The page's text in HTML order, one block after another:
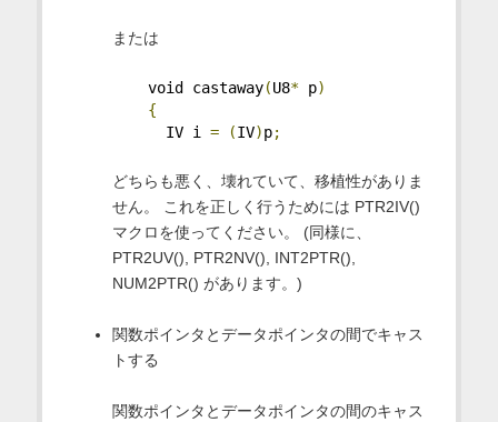
または
void castaway(U8* p)
{
IV i = (IV)p;
どちらも悪く、壊れていて、移植性がありま
せん。 これを正しく行うためには PTR2IV()
マクロを使ってください。 (同様に、
PTR2UV(), PTR2NV(), INT2PTR(),
NUM2PTR() があります。)
関数ポインタとデータポインタの間でキャス
トする
関数ポインタとデータポインタの間のキャス